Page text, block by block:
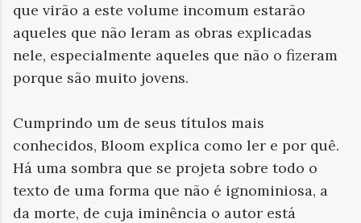
que virão a este volume incomum estarão
aqueles que não leram as obras explicadas
nele, especialmente aqueles que não o fizeram
porque são muito jovens.
Cumprindo um de seus títulos mais
conhecidos, Bloom explica como ler e por quê.
Há uma sombra que se projeta sobre todo o
texto de uma forma que não é ignominiosa, a
da morte, de cuja iminência o autor está